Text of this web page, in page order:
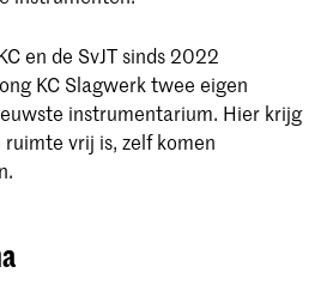
en de SvJT sinds 2022
KC Slagwerk twee eigen
instrumentarium. Hier krijg
ruimte vrij is, zelf komen